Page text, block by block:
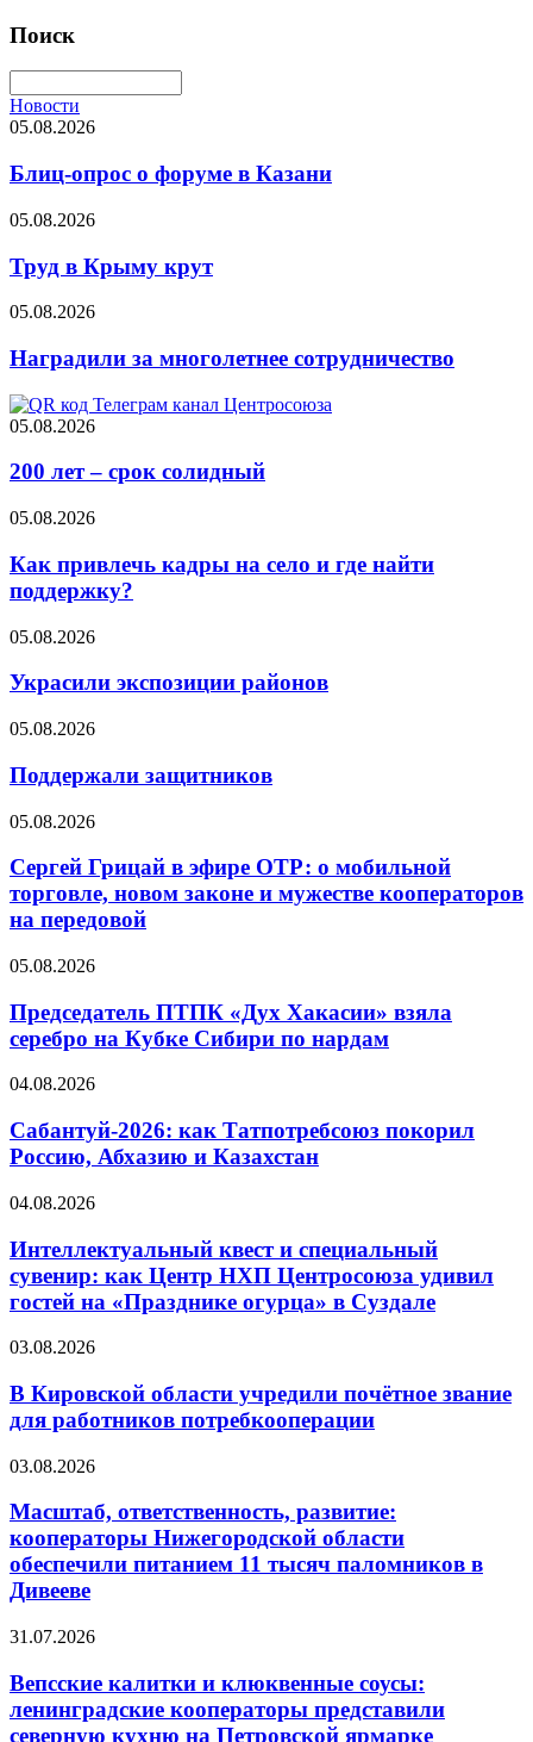
Поиск
Новости
05.08.2026
Блиц-опрос о форуме в Казани
05.08.2026
Труд в Крыму крут
05.08.2026
Наградили за многолетнее сотрудничество
05.08.2026
200 лет – срок солидный
05.08.2026
Как привлечь кадры на село и где найти
поддержку?
05.08.2026
Украсили экспозиции районов
05.08.2026
Поддержали защитников
05.08.2026
Сергей Грицай в эфире ОТР: о мобильной
торговле, новом законе и мужестве кооператоров
на передовой
05.08.2026
Председатель ПТПК «Дух Хакасии» взяла
серебро на Кубке Сибири по нардам
04.08.2026
Сабантуй-2026: как Татпотребсоюз покорил
Россию, Абхазию и Казахстан
04.08.2026
Интеллектуальный квест и специальный
сувенир: как Центр НХП Центросоюза удивил
гостей на «Празднике огурца» в Суздале
03.08.2026
В Кировской области учредили почётное звание
для работников потребкооперации
03.08.2026
Масштаб, ответственность, развитие:
кооператоры Нижегородской области
обеспечили питанием 11 тысяч паломников в
Дивееве
31.07.2026
Вепсские калитки и клюквенные соусы:
ленинградские кооператоры представили
северную кухню на Петровской ярмарке